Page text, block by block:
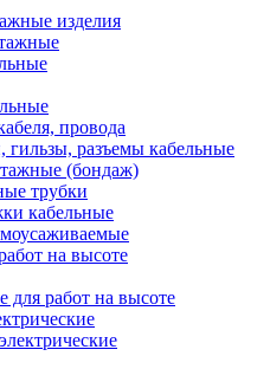
изделия
провода
гильзы, разъемы кабельные
(бондаж)
трубки
кабельные
на высоте
для работ на высоте